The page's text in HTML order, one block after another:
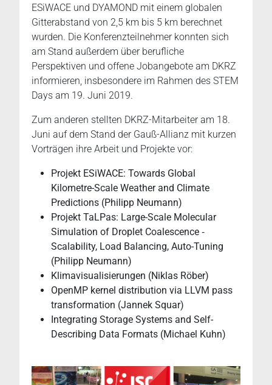
ESiWACE und DYAMOND mit einem globalen
Gitterabstand von 2,5 km bis 5 km berechnet
wurden. Die Konferenzteilnehmer konnten sich
am Stand außerdem über berufliche
Perspektiven und offene Jobangebote am DKRZ
informieren, insbesondere im Rahmen des STEM
Days am 19. Juni 2019.
Zum anderen stellten DKRZ-Mitarbeiter am 18.
Juni auf dem Stand der Gauß-Allianz mit kurzen
Vorträgen ihre Arbeit und Projekte vor:
Projekt ESiWACE: Towards Global
Kilometre-Scale Weather and Climate
Predictions (Philipp Neumann)
Projekt TaLPas: Large-Scale Molecular
Simulation of Droplet Coalescence ‑
Scalability, Load Balancing, Auto-Tuning
(Philipp Neumann)
Klimavisualisierungen (Niklas Röber)
OpenMP kernel distribution via LLVM pass
transformation (Jannek Squar)
Integrating Storage Systems and Self-
Describing Data Formats (Michael Kuhn)